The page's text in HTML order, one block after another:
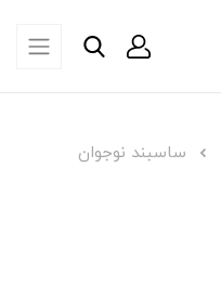
ساسبند نوجوان